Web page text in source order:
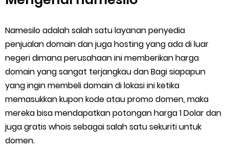
Namesilo adalah salah satu layanan penyedia
penjualan domain dan juga hosting yang ada di luar
negeri dimana perusahaan ini memberikan harga
domain yang sangat terjangkau dan Bagi siapapun
yang ingin membeli domain di lokasi ini ketika
memasukkan kupon kode atau promo domen, maka
mereka bisa mendapatkan potongan harga 1 Dolar dan
juga gratis whois sebagai salah satu sekuriti untuk
domen.